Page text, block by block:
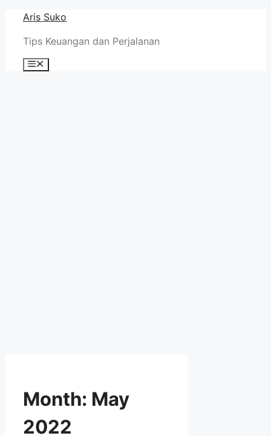
Skip
content
Aris Suko
Tips Keuangan dan Perjalanan
Menu
Month: May
2022